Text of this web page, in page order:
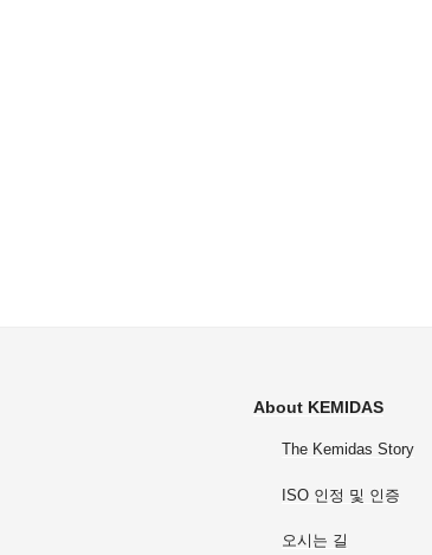
About KEMIDAS
The Kemidas Story
ISO 인정 및 인증
오시는 길